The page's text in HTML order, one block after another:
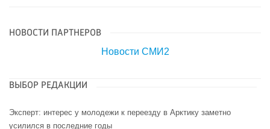
НОВОСТИ ПАРТНЕРОВ
Новости СМИ2
ВЫБОР РЕДАКЦИИ
Эксперт: интерес у молодежи к переезду в Арктику заметно
усилился в последние годы